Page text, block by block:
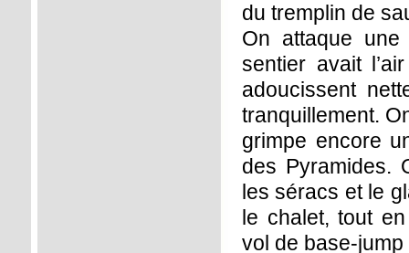
du tremplin de
On attaque
sentier avait
adoucissent
tranquillement.
grimpe encore
des Pyramides.
les séracs et le
le chalet, tout
vol de base-